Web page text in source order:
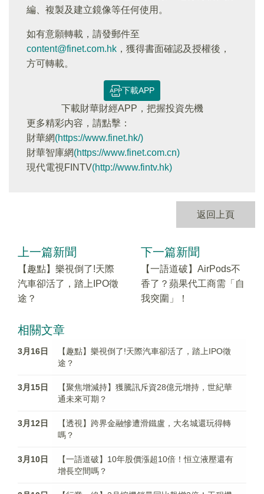
編、複製及建立鏡像等任何使用。
如有意願轉載，請發郵件至
content@finet.com.hk ，獲得書面確認及授權後，
方可轉載。
下載APP
下載財華財經APP，把握投資先機
更多精彩内容，請點擊：
財華網(https://www.finet.hk/)
財華智庫網(https://www.finet.com.cn)
現代電視FINTV(http://www.fintv.hk)
返回上頁
上一篇新聞
【趣點】樂視倒了!天際
汽車卻活了，踏上IPO徵
途？
下一篇新聞
【一語道破】AirPods不
香了？蘋果代工商需「自
我突圍」！
相關文章
3月16日
【趣點】樂視倒了!天際汽車卻活了，踏上IPO徵
途？
3月15日
【聚焦增減持】獲騰訊斥資28億元增持，世紀華
通未來可期？
3月12日
【透視】跨界金融慘遭滑鐵盧，大名城還玩得轉
嗎？
3月10日
【一語道破】10年股價漲超10倍！恒立液壓還有
增長空間嗎？